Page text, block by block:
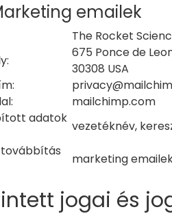
emailek
The Rocket
675 Ponce de
30308 USA
mailchimp.com
adatok
vezetéknév,
marketing
jogai és